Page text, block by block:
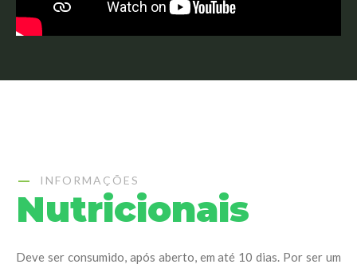
INFORMAÇÕES
Nutricionais
Deve ser consumido, após aberto, em até 10 dias. Por ser um